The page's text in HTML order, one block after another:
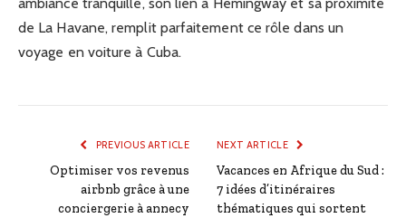
de La Havane, remplit parfaitement ce rôle dans un
voyage en voiture à Cuba.
PREVIOUS ARTICLE
Optimiser vos revenus
airbnb grâce à une
conciergerie à annecy
NEXT ARTICLE
Vacances en Afrique du Sud :
7 idées d’itinéraires
thématiques qui sortent